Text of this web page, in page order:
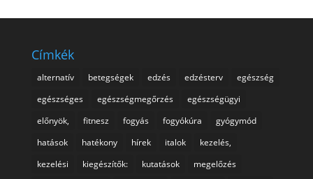
Címkék
alternatív betegségek edzés edzésterv
egészség
egészséges
egészségmegőrzés
egészségügyi
előnyök,
fitnesz fogyás fogyókúra
gyógymód
hatások
hatékony hírek italok
kezelés,
kezelési
kiegészítők: kutatások
megelőzés